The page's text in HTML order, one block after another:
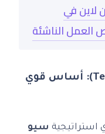
في
العمل الناشئة
1. السيو التقني (Technical SEO): أساس قوي
استراتيجية سيو